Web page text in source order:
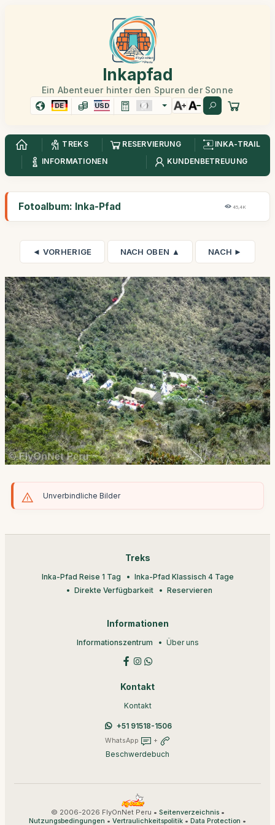
Inkapfad
Ein Abenteuer hinter den Spuren der Sonne
DE USD
TREKS RESERVIERUNG
INKA-TRAIL
INFORMATIONEN
KUNDENBETREUUNG
Fotoalbum: Inka-Pfad 45,4K
◄ VORHERIGE NACH OBEN ▲ NACH ►
Unverbindliche Bilder
Treks
Inka-Pfad Reise 1 Tag
Inka-Pfad Klassisch 4 Tage
Direkte Verfügbarkeit
Reservieren
Informationen
Informationszentrum Über uns
Kontakt
Kontakt
+51 91518-1506
WhatsApp +
Beschwerdebuch
© 2006-2026 FlyOnNet Peru • Seitenverzeichnis•
Nutzungsbedingungen • Vertraulichkeitspolitik • Data Protection •